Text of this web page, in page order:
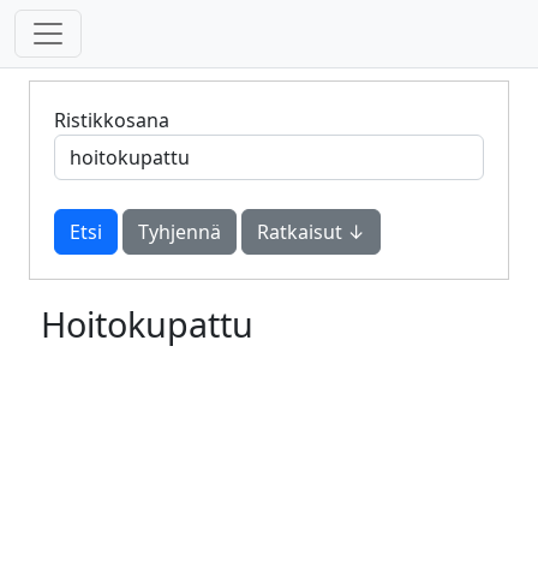
Ristikkosana
Tyhjennä Ratkaisut ↓
Hoitokupattu